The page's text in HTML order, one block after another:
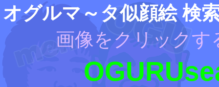
オグルマ～タ似顔絵 検
画像をクリックす